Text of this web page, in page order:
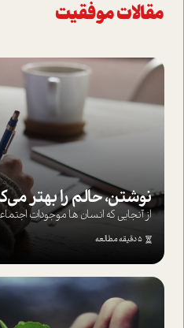
مقالات موفقیت
نوشتن، حالم را بهتر
از آنجایی که انسان ها موجودات
5 دقیقه مطالعه